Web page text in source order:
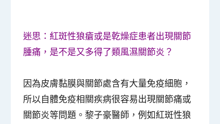
迷思：紅斑性狼瘡或是乾燥症患者出現關節
腫痛，是不是又多得了類風濕關節炎？
因為皮膚黏膜與關節處含有大量免疫細胞，
所以自體免疫相關疾病很容易出現關節痛或
關節炎等問題。黎子豪醫師，例如紅斑性狼